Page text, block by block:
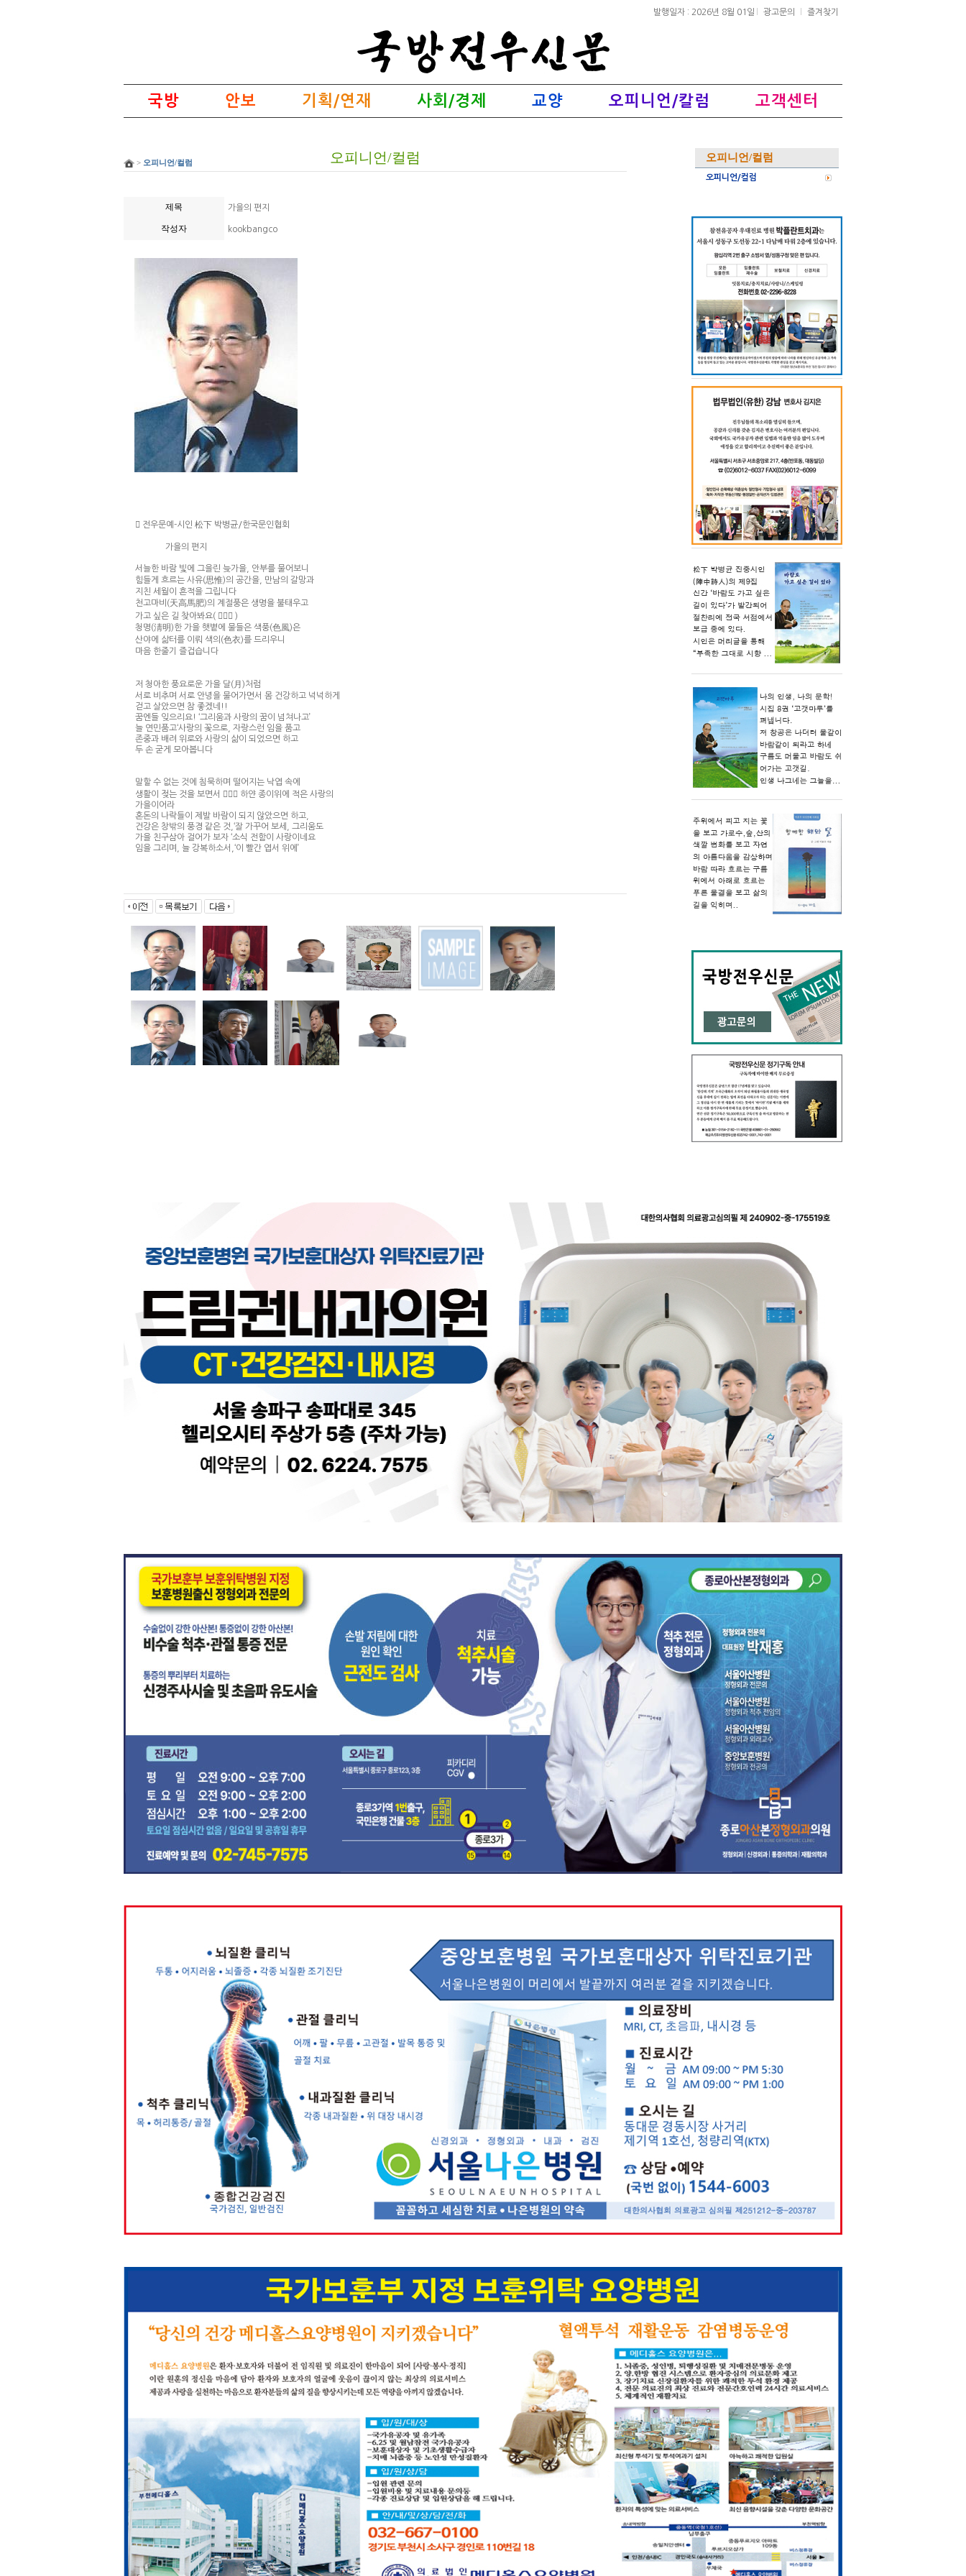
발행일자 : 2026년 8월 01일 광고문의 즐겨찾기
국방 안보 기획/연재 사회/경제 교양 오피니언/칼럼 고객센터
오피니언/컬럼
오피니언/컬럼
오피니언/컬럼
> 오피니언/컬럼
제목 가을의 편지
작성자 kookbangco
 전우문예-시인 松下 박병균/한국문인협회
가을의 편지
서늘한 바람 빛에 그을린 늦가을, 안부를 물어보니
힘들게 흐르는 사유(思惟)의 공간을, 만남의 갈망과
지친 세월이 흔적을 그립니다
천고마비(天高馬肥)의 계절풍은 생명을 불태우고
가고 싶은 길 찾아봐요(  )
청명(淸明)한 가을 햇볕에 물들은 색풍(色風)은
산야에 삶터를 이뤄 색의(色衣)를 드리우니
마음 한줄기 즐겁습니다
저 청아한 풍요로운 가을 달(月)처럼
서로 비추며 서로 안녕을 물어가면서 몸 건강하고 넉넉하게
걷고 살았으면 참 좋겠네!!
꿈엔들 잊으리요! ‘그리움과 사랑의 꿈이 넘쳐나고’
늘 연민품고‘사랑의 꽃으로, 자랑스런 임을 품고
존중과 배려 위로와 사랑의 삶이 되었으면 하고
두 손 굳게 모아봅니다
말할 수 없는 것에 침묵하며 떨어지는 낙엽 속에
생활이 젖는 것을 보면서  하얀 종이위에 적은 사랑의
가을이어라
혼돈의 나락들이 제발 바람이 되지 않았으면 하고,
건강은 창밖의 풍경 같은 것,‘잘 가꾸어 보세, 그리움도
가을 친구삼아 걸어가 보자 ‘소식 전함이 사랑이네요
임을 그리며, 늘 강복하소서,‘이 빨간 엽서 위에’